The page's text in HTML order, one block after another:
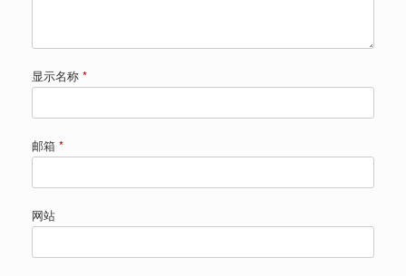
显示名称 *
邮箱 *
网站